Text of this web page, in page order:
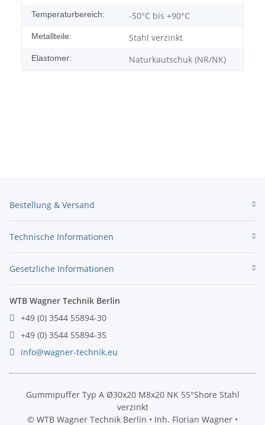
Temperaturbereich: -50°C bis +90°C
Metallteile: Stahl verzinkt
Elastomer: Naturkautschuk (NR/NK)
Bestellung & Versand
Technische Informationen
Gesetzliche Informationen
WTB Wagner Technik Berlin
+49 (0) 3544 55894-30
+49 (0) 3544 55894-35
info@wagner-technik.eu
Gummipuffer Typ A Ø30x20 M8x20 NK 55°Shore Stahl
verzinkt
© WTB Wagner Technik Berlin • Inh. Florian Wagner •